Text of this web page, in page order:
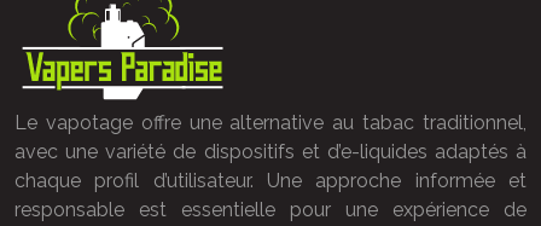
Le vapotage offre une alternative au tabac traditionnel,
avec une variété de dispositifs et d’e-liquides adaptés à
chaque profil d’utilisateur. Une approche informée et
responsable est essentielle pour une expérience de